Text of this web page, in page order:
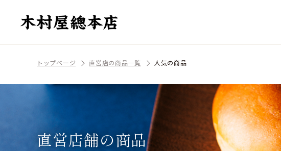
トップページ 直営店の商品一覧 人気の商品
直営店舗の商品